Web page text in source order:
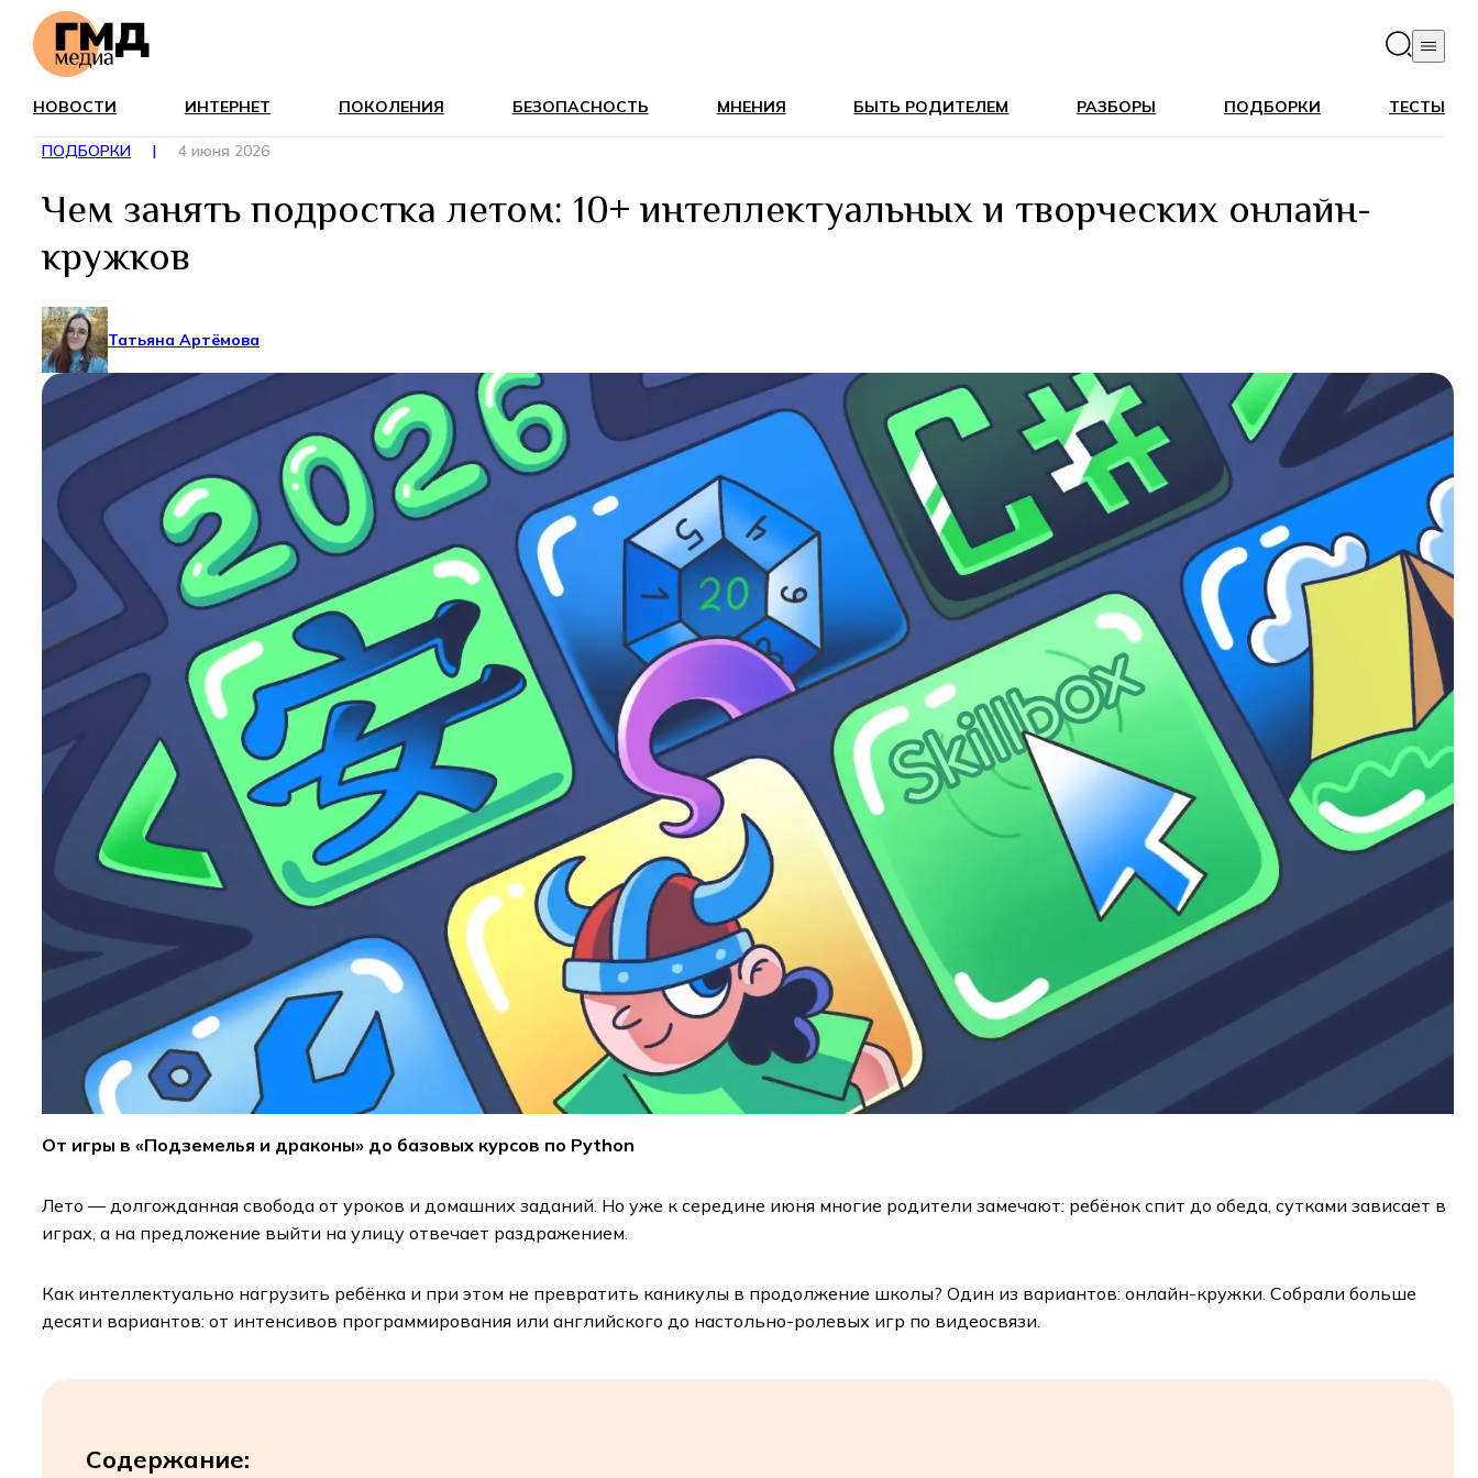
НОВОСТИ ИНТЕРНЕТ ПОКОЛЕНИЯ БЕЗОПАСНОСТЬ МНЕНИЯ БЫТЬ РОДИТЕЛЕМ РАЗБОРЫ ПОДБОРКИ ТЕСТЫ
ПОДБОРКИ | 4 июня 2026
Чем занять подростка летом: 10+ интеллектуальных и творческих онлайн-
кружков
Татьяна Артёмова
От игры в «Подземелья и драконы» до базовых курсов по Python
Лето — долгожданная свобода от уроков и домашних заданий. Но уже к середине июня многие родители замечают: ребёнок спит до обеда, сутками зависает в
играх, а на предложение выйти на улицу отвечает раздражением.
Как интеллектуально нагрузить ребёнка и при этом не превратить каникулы в продолжение школы? Один из вариантов: онлайн-кружки. Собрали больше
десяти вариантов: от интенсивов программирования или английского до настольно-ролевых игр по видеосвязи.
Содержание: